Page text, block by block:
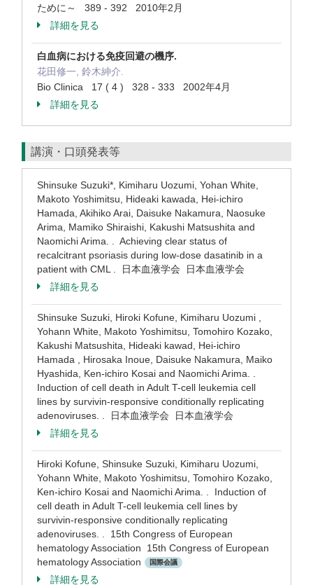
ために～ 389 - 392 2010年2月
詳細を見る
白血病における免疫回避の機序.
花田修一, 鈴木紳介.
Bio Clinica 17 ( 4 ) 328 - 333 2002年4月
詳細を見る
講演・口頭発表等
Shinsuke Suzuki*, Kimiharu Uozumi, Yohan White,
Makoto Yoshimitsu, Hideaki kawada, Hei-ichiro
Hamada, Akihiko Arai, Daisuke Nakamura, Naosuke
Arima, Mamiko Shiraishi, Kakushi Matsushita and
Naomichi Arima. . Achieving clear status of
recalcitrant psoriasis during low-dose dasatinib in a
patient with CML . 日本血液学会 日本血液学会
詳細を見る
Shinsuke Suzuki, Hiroki Kofune, Kimiharu Uozumi ,
Yohann White, Makoto Yoshimitsu, Tomohiro Kozako,
Kakushi Matsushita, Hideaki kawad, Hei-ichiro
Hamada , Hirosaka Inoue, Daisuke Nakamura, Maiko
Hyashida, Ken-ichiro Kosai and Naomichi Arima. .
Induction of cell death in Adult T-cell leukemia cell
lines by survivin-responsive conditionally replicating
adenoviruses. . 日本血液学会 日本血液学会
詳細を見る
Hiroki Kofune, Shinsuke Suzuki, Kimiharu Uozumi,
Yohann White, Makoto Yoshimitsu, Tomohiro Kozako,
Ken-ichiro Kosai and Naomichi Arima. . Induction of
cell death in Adult T-cell leukemia cell lines by
survivin-responsive conditionally replicating
adenoviruses. . 15th Congress of European
hematology Association 15th Congress of European
hematology Association
国際会議
詳細を見る